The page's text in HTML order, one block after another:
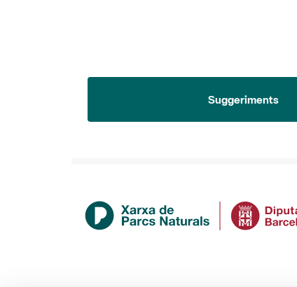
Suggeriments